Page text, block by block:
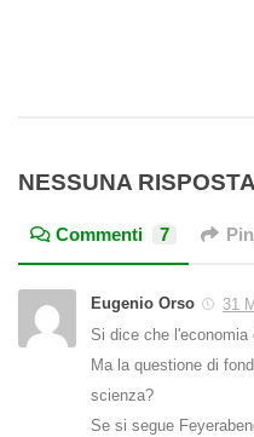
NESSUNA RISPOSTA
Commenti 7
Eugenio Orso
31
Si dice che
Ma la questione di
scienza?
Se si segue